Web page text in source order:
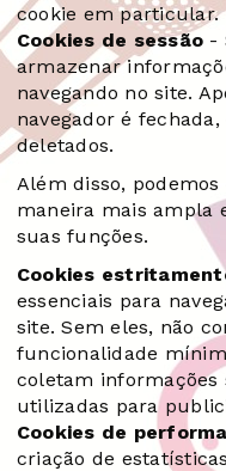
cookie em particular.
Cookies de sessão -
armazenar
navegando no site.
navegador é fechada,
deletados.
Além disso,
maneira mais ampla
suas funções.
Cookies
essenciais para
site. Sem eles, não
funcionalidade
coletam informações
utilizadas para
Cookies de
criação de